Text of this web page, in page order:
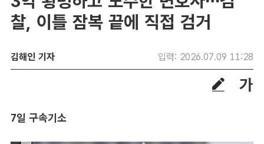
찰, 이틀 잠복 끝에 직접 검거
김해인 기자 입력: 2026.07.09 11:28
7일 구속기소